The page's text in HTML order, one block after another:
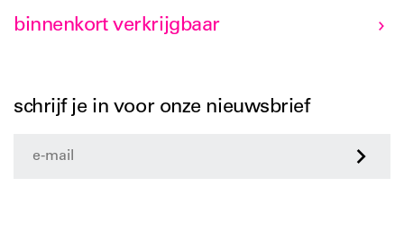
binnenkort verkrijgbaar
schrijf je in voor onze nieuwsbrief